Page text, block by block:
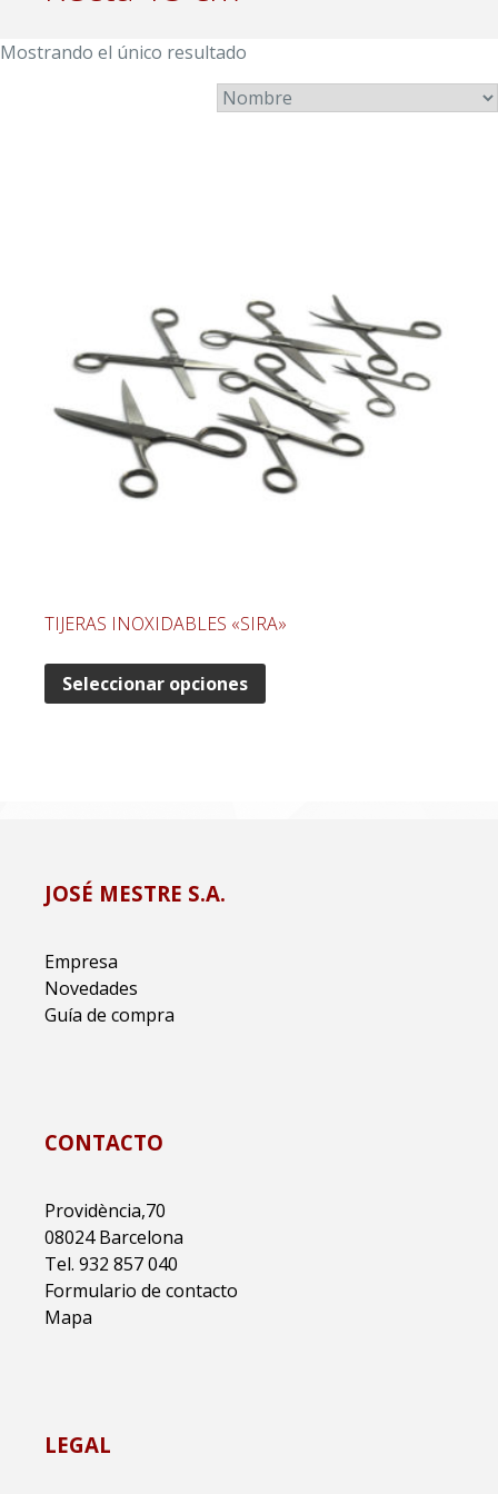
Mostrando el único resultado
TIJERAS INOXIDABLES «SIRA»
Seleccionar opciones
JOSÉ MESTRE S.A.
Empresa
Novedades
Guía de compra
CONTACTO
Providència,70
08024 Barcelona
Tel. 932 857 040
Formulario de contacto
Mapa
LEGAL